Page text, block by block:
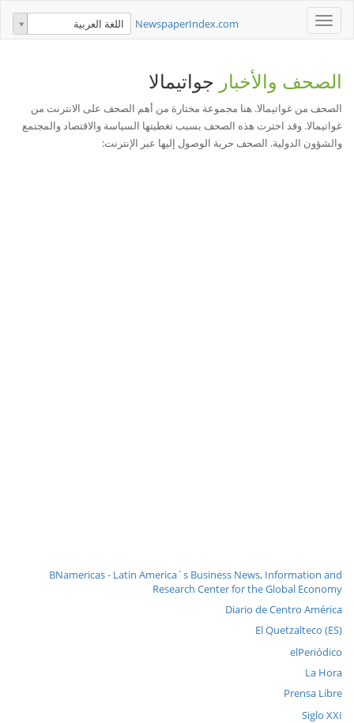
Toggle
navigation
NewspaperIndex.com اللغة العربية
الصحف والأخبار جواتيمالا
الصحف من غواتيمالا. هنا مجموعة مختارة من أهم الصحف على الانترنت من
غواتيمالا. وقد اخترت هذه الصحف بسبب تغطيتها السياسة والاقتصاد والمجتمع
والشؤون الدولية. الصحف حرية الوصول إليها عبر الإنترنت:
BNamericas - Latin America´s Business News, Information and
Research Center for the Global Economy
Diario de Centro América
El Quetzalteco (ES)
elPeriódico
La Hora
Prensa Libre
Siglo XXI